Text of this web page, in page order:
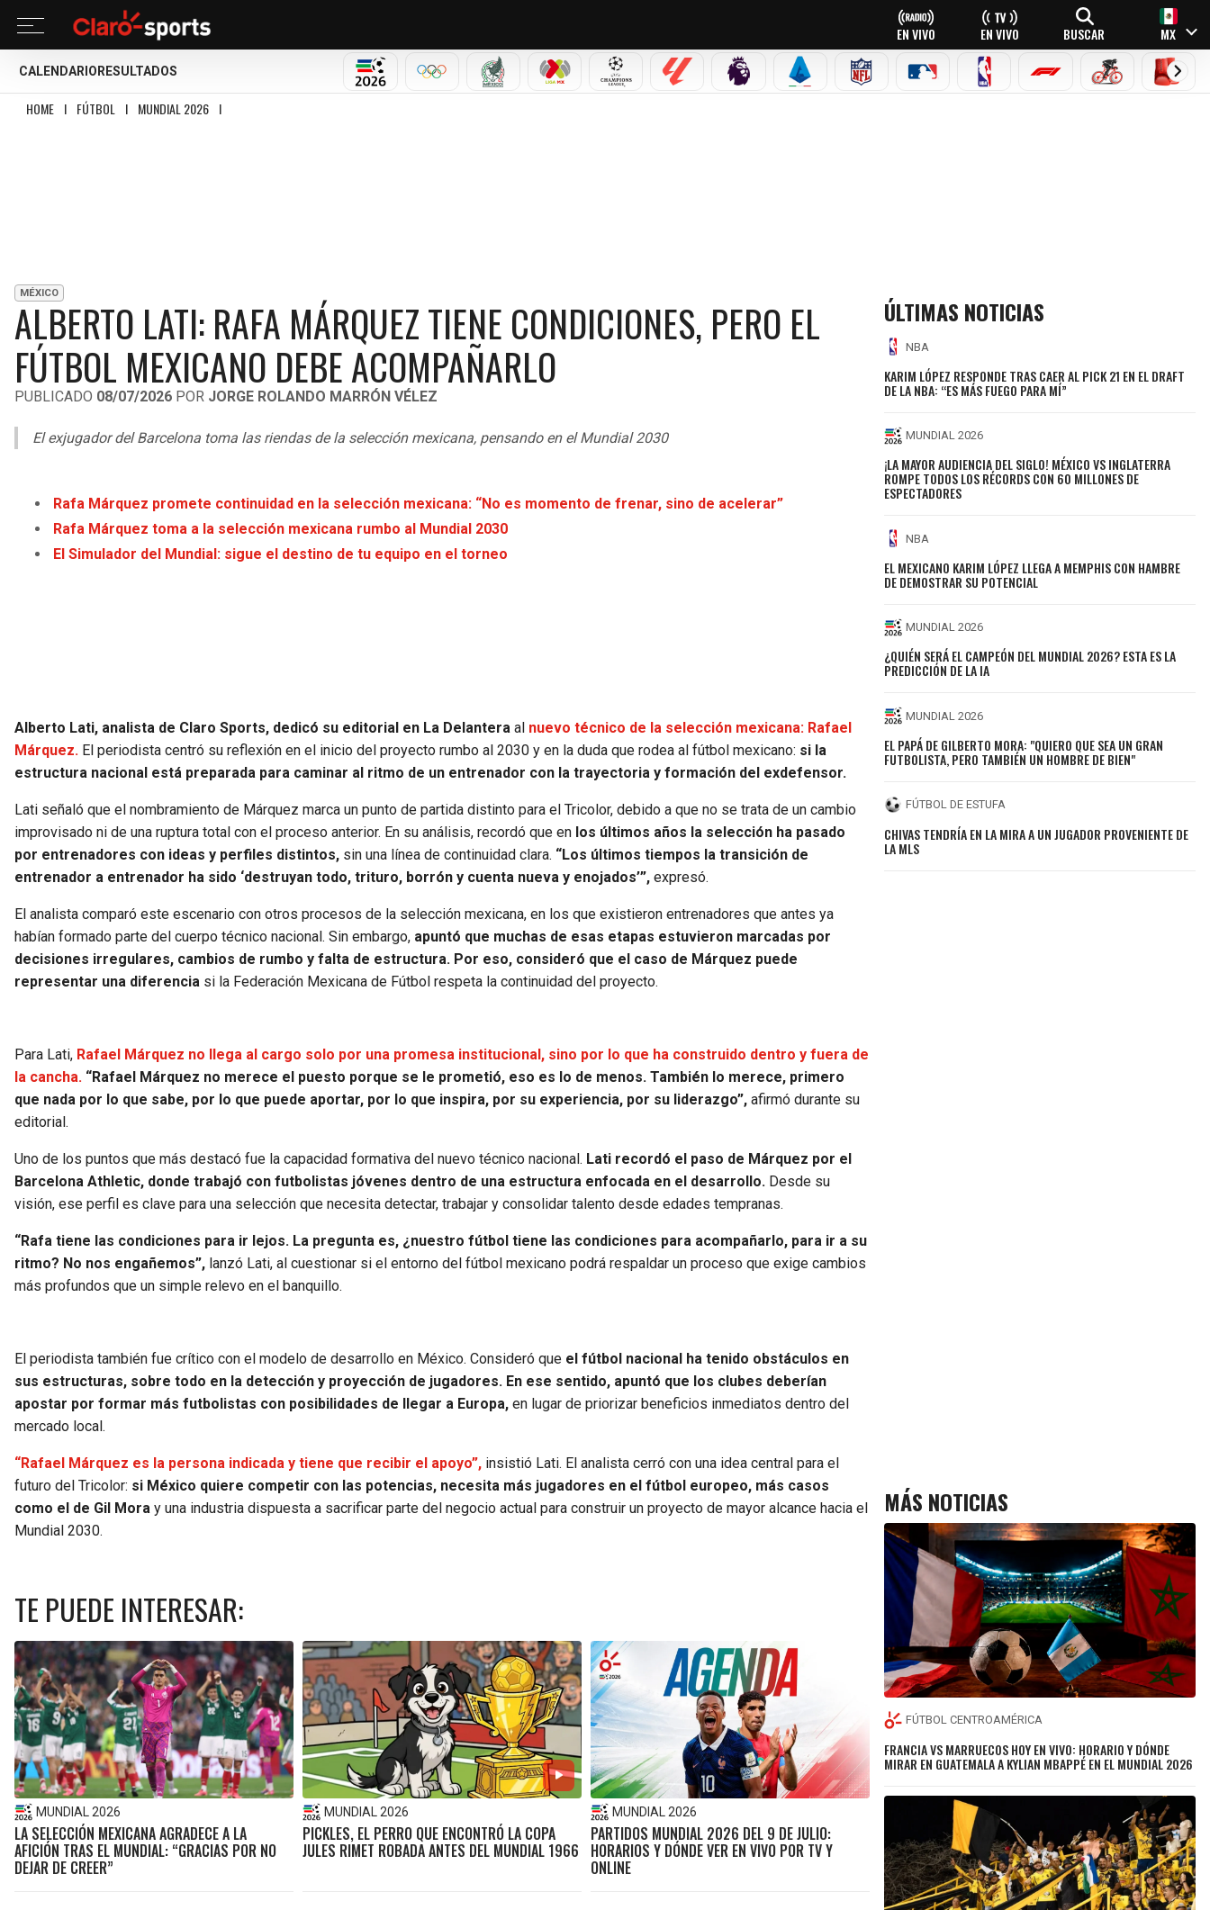
EN VIVO EN VIVO BUSCAR MX
CALENDARIO RESULTADOS
MUNDIAL 2026OLÍMPICOSSELECCIÓN MEXICANA
LIGA MX CHAMPIONS LEAGUE
LALIGA PREMIER LEAGUE
SERIE A NFL MLB NBA FÓRMULA 1CICLISMOBOXEO
HOME I FÚTBOL I MUNDIAL 2026 I
MÉXICO
ALBERTO LATI: RAFA MÁRQUEZ TIENE CONDICIONES, PERO EL
FÚTBOL MEXICANO DEBE ACOMPAÑARLO
PUBLICADO 08/07/2026 POR JORGE ROLANDO MARRÓN VÉLEZ
El exjugador del Barcelona toma las riendas de la selección mexicana, pensando en el Mundial 2030
Rafa Márquez promete continuidad en la selección mexicana: “No es momento de frenar, sino de acelerar”
Rafa Márquez toma a la selección mexicana rumbo al Mundial 2030
El Simulador del Mundial: sigue el destino de tu equipo en el torneo
Alberto Lati, analista de Claro Sports, dedicó su editorial en La Delantera al nuevo técnico de la selección mexicana: Rafael
Márquez. El periodista centró su reflexión en el inicio del proyecto rumbo al 2030 y en la duda que rodea al fútbol mexicano: si la
estructura nacional está preparada para caminar al ritmo de un entrenador con la trayectoria y formación del exdefensor.
Lati señaló que el nombramiento de Márquez marca un punto de partida distinto para el Tricolor, debido a que no se trata de un cambio
improvisado ni de una ruptura total con el proceso anterior. En su análisis, recordó que en los últimos años la selección ha pasado
por entrenadores con ideas y perfiles distintos, sin una línea de continuidad clara. “Los últimos tiempos la transición de
entrenador a entrenador ha sido ‘destruyan todo, trituro, borrón y cuenta nueva y enojados’”, expresó.
El analista comparó este escenario con otros procesos de la selección mexicana, en los que existieron entrenadores que antes ya
habían formado parte del cuerpo técnico nacional. Sin embargo, apuntó que muchas de esas etapas estuvieron marcadas por
decisiones irregulares, cambios de rumbo y falta de estructura. Por eso, consideró que el caso de Márquez puede
representar una diferencia si la Federación Mexicana de Fútbol respeta la continuidad del proyecto.
Para Lati, Rafael Márquez no llega al cargo solo por una promesa institucional, sino por lo que ha construido dentro y fuera de
la cancha. “Rafael Márquez no merece el puesto porque se le prometió, eso es lo de menos. También lo merece, primero
que nada por lo que sabe, por lo que puede aportar, por lo que inspira, por su experiencia, por su liderazgo”, afirmó durante su
editorial.
Uno de los puntos que más destacó fue la capacidad formativa del nuevo técnico nacional. Lati recordó el paso de Márquez por el
Barcelona Athletic, donde trabajó con futbolistas jóvenes dentro de una estructura enfocada en el desarrollo. Desde su
visión, ese perfil es clave para una selección que necesita detectar, trabajar y consolidar talento desde edades tempranas.
“Rafa tiene las condiciones para ir lejos. La pregunta es, ¿nuestro fútbol tiene las condiciones para acompañarlo, para ir a su
ritmo? No nos engañemos”, lanzó Lati, al cuestionar si el entorno del fútbol mexicano podrá respaldar un proceso que exige cambios
más profundos que un simple relevo en el banquillo.
El periodista también fue crítico con el modelo de desarrollo en México. Consideró que el fútbol nacional ha tenido obstáculos en
sus estructuras, sobre todo en la detección y proyección de jugadores. En ese sentido, apuntó que los clubes deberían
apostar por formar más futbolistas con posibilidades de llegar a Europa, en lugar de priorizar beneficios inmediatos dentro del
mercado local.
“Rafael Márquez es la persona indicada y tiene que recibir el apoyo”, insistió Lati. El analista cerró con una idea central para el
futuro del Tricolor: si México quiere competir con las potencias, necesita más jugadores en el fútbol europeo, más casos
como el de Gil Mora y una industria dispuesta a sacrificar parte del negocio actual para construir un proyecto de mayor alcance hacia el
Mundial 2030.
TE PUEDE INTERESAR:
MUNDIAL 2026
LA SELECCIÓN MEXICANA AGRADECE A LA
AFICIÓN TRAS EL MUNDIAL: “GRACIAS POR NO
DEJAR DE CREER”
MUNDIAL 2026
PICKLES, EL PERRO QUE ENCONTRÓ LA COPA
JULES RIMET ROBADA ANTES DEL MUNDIAL 1966
MUNDIAL 2026
PARTIDOS MUNDIAL 2026 DEL 9 DE JULIO:
HORARIOS Y DÓNDE VER EN VIVO POR TV Y
ONLINE
ÚLTIMAS NOTICIAS
NBA
KARIM LÓPEZ RESPONDE TRAS CAER AL PICK 21 EN EL DRAFT
DE LA NBA: “ES MÁS FUEGO PARA MÍ”
MUNDIAL 2026
¡LA MAYOR AUDIENCIA DEL SIGLO! MÉXICO VS INGLATERRA
ROMPE TODOS LOS RÉCORDS CON 60 MILLONES DE
ESPECTADORES
NBA
EL MEXICANO KARIM LÓPEZ LLEGA A MEMPHIS CON HAMBRE
DE DEMOSTRAR SU POTENCIAL
MUNDIAL 2026
¿QUIÉN SERÁ EL CAMPEÓN DEL MUNDIAL 2026? ESTA ES LA
PREDICCIÓN DE LA IA
MUNDIAL 2026
EL PAPÁ DE GILBERTO MORA: "QUIERO QUE SEA UN GRAN
FUTBOLISTA, PERO TAMBIÉN UN HOMBRE DE BIEN"
FÚTBOL DE ESTUFA
CHIVAS TENDRÍA EN LA MIRA A UN JUGADOR PROVENIENTE DE
LA MLS
MÁS NOTICIAS
FÚTBOL CENTROAMÉRICA
FRANCIA VS MARRUECOS HOY EN VIVO: HORARIO Y DÓNDE
MIRAR EN GUATEMALA A KYLIAN MBAPPÉ EN EL MUNDIAL 2026